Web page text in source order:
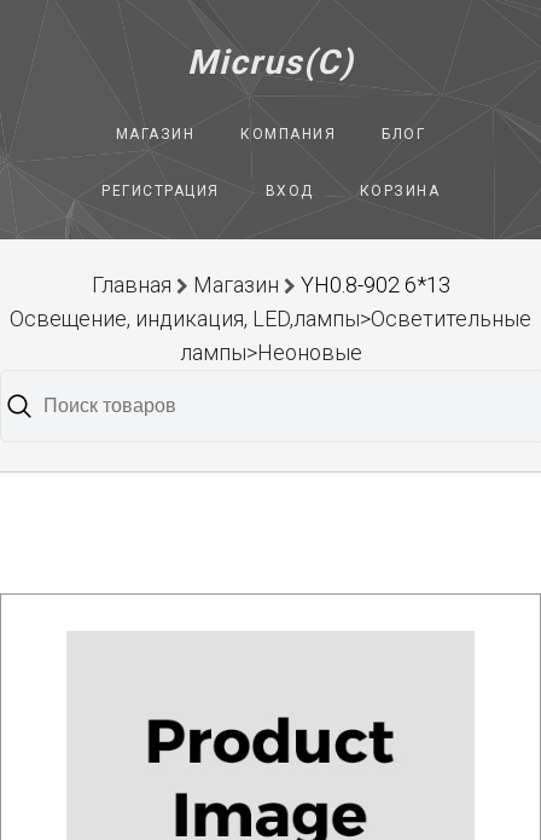
Micrus(C)
МАГАЗИН КОМПАНИЯ БЛОГ
РЕГИСТРАЦИЯ ВХОД КОРЗИНА
Главная Магазин
YH0.8-902 6*13
Освещение, индикация, LED,лампы>Осветительные
лампы>Неоновые